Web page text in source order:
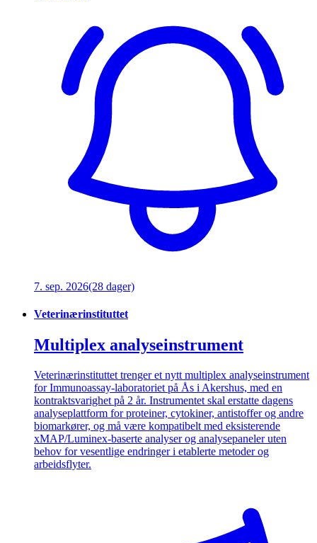
7. sep. 2026(28 dager)
Veterinærinstituttet
Multiplex analyseinstrument
Veterinærinstituttet trenger et nytt multiplex analyseinstrument
for Immunoassay-laboratoriet på Ås i Akershus, med en
kontraktsvarighet på 2 år. Instrumentet skal erstatte dagens
analyseplattform for proteiner, cytokiner, antistoffer og andre
biomarkører, og må være kompatibelt med eksisterende
xMAP/Luminex-baserte analyser og analysepaneler uten
behov for vesentlige endringer i etablerte metoder og
arbeidsflyter.